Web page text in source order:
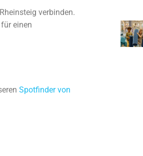
verbinden.
einen
Spotfinder von